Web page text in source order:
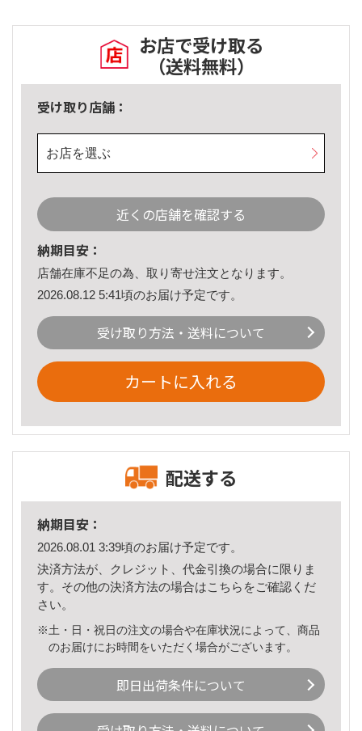
お店で受け取る
（送料無料）
受け取り店舗：
お店を選ぶ
近くの店舗を確認する
納期目安：
店舗在庫不足の為、取り寄せ注文となります。
2026.08.12 5:41頃のお届け予定です。
受け取り方法・送料について
カートに入れる
配送する
納期目安：
2026.08.01 3:39頃のお届け予定です。
決済方法が、クレジット、代金引換の場合に限りま
す。その他の決済方法の場合はこちら をご確認くだ
さい。
※土・日・祝日の注文の場合や在庫状況によって、商品
のお届けにお時間をいただく場合がございます。
即日出荷条件について